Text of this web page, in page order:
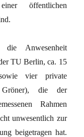
öffentlichen
Anwesenheit
TU Berlin, ca. 15
vier private
Gröner), die der
Rahmen
unwesentlich zur
beigetragen hat.